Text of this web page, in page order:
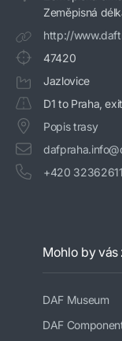
Zeměpisná
http://
47420
Jazlovice
D1 to Praha,
Popis trasy
+420
Mohlo by vás
DAF Museum
DAF